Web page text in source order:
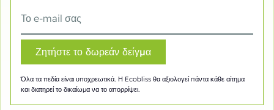
Όλα τα πεδία είναι υποχρεωτικά. Η Ecobliss θα αξιολογεί πάντα κάθε αίτημα
και διατηρεί το δικαίωμα να το απορρίψει.